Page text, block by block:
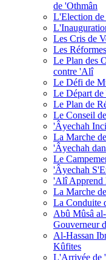
de 'Othmân
L'Election
Les Cris de
Les
Le Plan des
contre 'Alî
Le Défi de
Le Départ de
Le Plan de
Le Conseil
'Âyechah
La Marche
'Âyechah
Le
'Âyechah
'Alî Apprend
La Marche
La Conduite
Abû Mûsâ
Gouverneur
Al-Hassan
Kûfites
L'Arrivée de